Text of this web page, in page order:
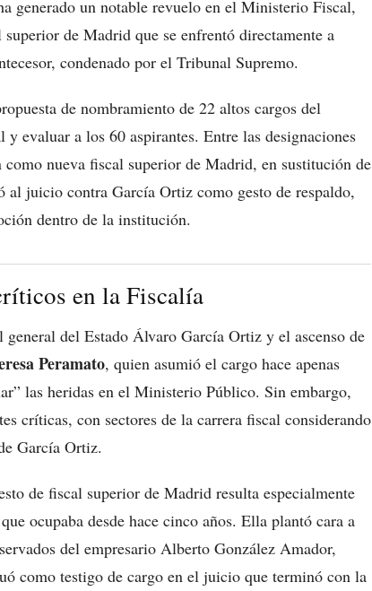
generado un notable revuelo en el Ministerio Fiscal,
de Madrid que se enfrentó directamente a
condenado por el Tribunal Supremo.
de nombramiento de 22 altos cargos del
evaluar a los 60 aspirantes. Entre las designaciones
nueva fiscal superior de Madrid, en sustitución de
juicio contra García Ortiz como gesto de respaldo,
dentro de la institución.
en la Fiscalía
del Estado Álvaro García Ortiz y el ascenso de
Peramato, quien asumió el cargo hace apenas
las heridas en el Ministerio Público. Sin embargo,
críticas, con sectores de la carrera fiscal considerando
García Ortiz.
de fiscal superior de Madrid resulta especialmente
ocupaba desde hace cinco años. Ella plantó cara a
del empresario Alberto González Amador,
como testigo de cargo en el juicio que terminó con la